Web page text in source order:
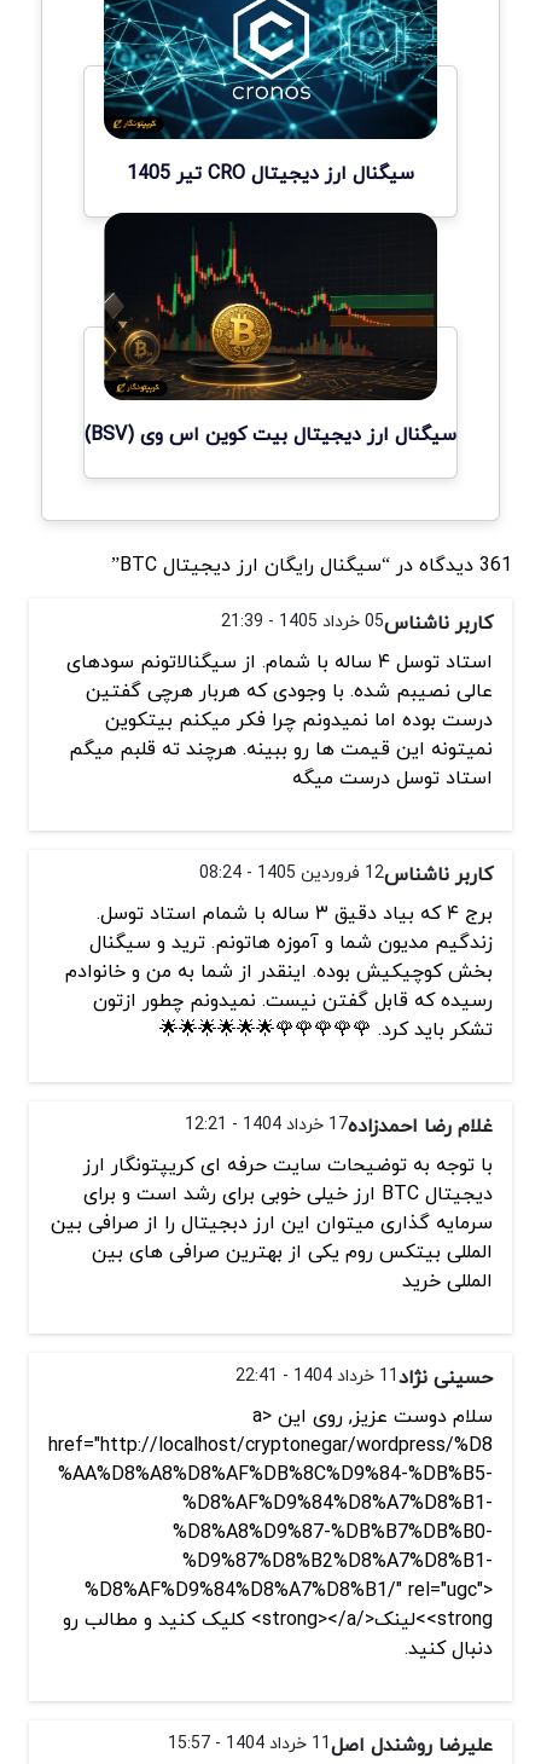
سیگنال ارز دیجیتال CRO تیر 1405
سیگنال ارز دیجیتال بیت کوین اس وی (BSV)
361 دیدگاه در “سیگنال رایگان ارز دیجیتال BTC”
کاربر ناشناس05 خرداد 1405 - 21:39
استاد توسل ۴ ساله با شمام. از سیگنالاتونم سودهای
عالی نصیبم شده. با وجودی که هربار هرچی گفتین
درست بوده اما نمیدونم چرا فکر میکنم بیتکوین
نمیتونه این قیمت ها رو ببینه. هرچند ته قلبم میگم
استاد توسل درست میگه
کاربر ناشناس12 فروردین 1405 - 08:24
برج ۴ که بیاد دقیق ۳ ساله با شمام استاد توسل.
زندگیم مدیون شما و آموزه هاتونم. ترید و سیگنال
بخش کوچیکیش بوده. اینقدر از شما به من و خانوادم
رسیده که قابل گفتن نیست. نمیدونم چطور ازتون
تشکر باید کرد. 🌹🌹🌹🌹🌹🌟🌟🌟🌟🌟🌟
غلام رضا احمدزاده17 خرداد 1404 - 12:21
با توجه به توضیحات سایت حرفه ای کریپتونگار ارز
دیجیتال BTC ارز خیلی خوبی برای رشد است و برای
سرمایه گذاری میتوان این ارز دبجیتال را از صرافی بین
المللی بیتکس روم یکی از بهترین صرافی های بین
المللی خرید
حسینی نژاد11 خرداد 1404 - 22:41
سلام دوست عزیز, روی این <a
href="http://localhost/cryptonegar/wordpress/%D8
%AA%D8%A8%D8%AF%DB%8C%D9%84-%DB%B5-
%D8%AF%D9%84%D8%A7%D8%B1-
%D8%A8%D9%87-%DB%B7%DB%B0-
%D9%87%D8%B2%D8%A7%D8%B1-
%D8%AF%D9%84%D8%A7%D8%B1/" rel="ugc">
<strong>لینک</strong></a> کلیک کنید و مطالب رو
دنبال کنید.
علیرضا روشندل اصل11 خرداد 1404 - 15:57